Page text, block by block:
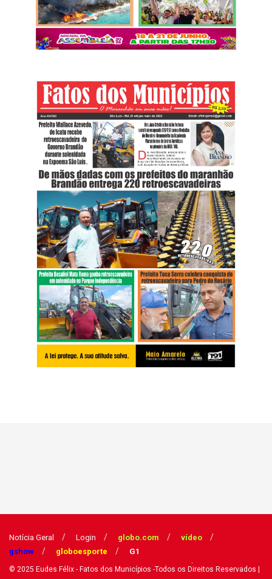
Notícia Geral Login globo.com
vídeo
gshow
globoesporte G1
© 2025 Eudes Félix - Fatos dos Municípios -Todos os Direitos Reservados